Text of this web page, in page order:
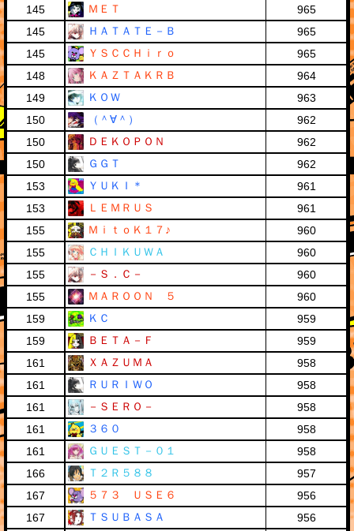
145
ＭＥＴ
965
145
ＨＡＴＡＴＥ－Ｂ
965
145
ＹＳＣＣＨｉｒｏ
965
148
ＫＡＺＴＡＫＲＢ
964
149
ＫＯＷ
963
150
（＾∀＾）
962
150
ＤＥＫＯＰＯＮ
962
150
ＧＧＴ
962
153
ＹＵＫＩ＊
961
153
ＬＥＭＲＵＳ
961
155
ＭｉｔｏＫ１７♪
960
155
ＣＨＩＫＵＷＡ
960
155
－Ｓ．Ｃ－
960
155
ＭＡＲＯＯＮ ５
960
159
ＫＣ
959
159
ＢＥＴＡ－Ｆ
959
161
ＸＡＺＵＭＡ
958
161
ＲＵＲＩＷＯ
958
161
－ＳＥＲＯ－
958
161
３６０
958
161
ＧＵＥＳＴ－０１
958
166
Ｔ２Ｒ５８８
957
167
５７３ ＵＳＥ６
956
167
ＴＳＵＢＡＳＡ
956